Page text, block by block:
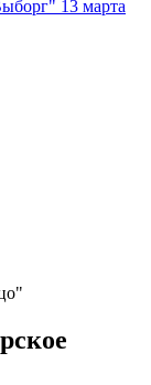
13 марта